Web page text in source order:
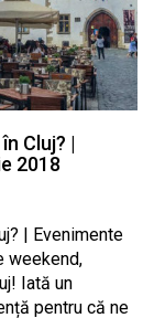
Cluj? |
2018
| Evenimente
weekend,
Iată un
pentru că ne